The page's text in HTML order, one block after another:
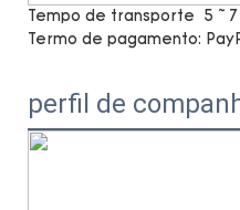
Tempo de transporte
5 ~
Termo de pagamento:
perfil de